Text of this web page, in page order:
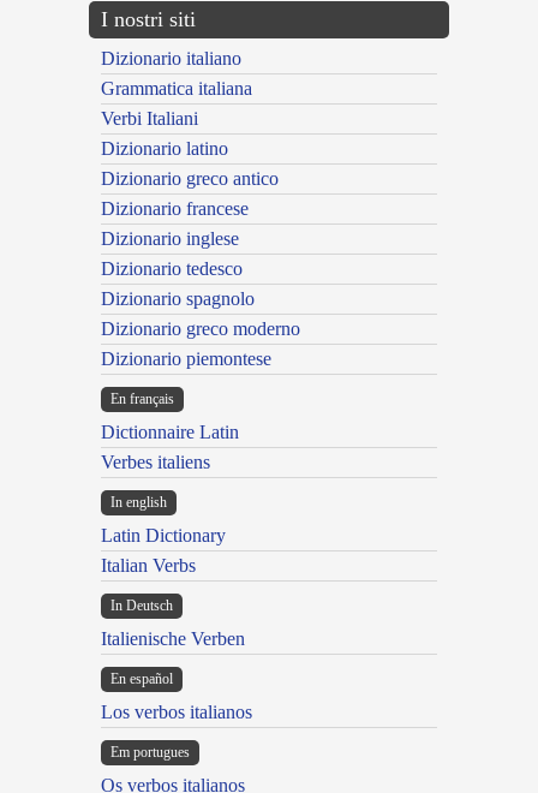
I nostri siti
Dizionario italiano
Grammatica italiana
Verbi Italiani
Dizionario latino
Dizionario greco antico
Dizionario francese
Dizionario inglese
Dizionario tedesco
Dizionario spagnolo
Dizionario greco moderno
Dizionario piemontese
En français
Dictionnaire Latin
Verbes italiens
In english
Latin Dictionary
Italian Verbs
In Deutsch
Italienische Verben
En español
Los verbos italianos
Em portugues
Os verbos italianos